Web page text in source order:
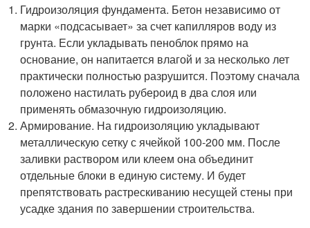
Гидроизоляция фундамента. Бетон независимо от
марки «подсасывает» за счет капилляров воду из
грунта. Если укладывать пеноблок прямо на
основание, он напитается влагой и за несколько лет
практически полностью разрушится. Поэтому сначала
положено настилать рубероид в два слоя или
применять обмазочную гидроизоляцию.
Армирование. На гидроизоляцию укладывают
металлическую сетку с ячейкой 100-200 мм. После
заливки раствором или клеем она объединит
отдельные блоки в единую систему. И будет
препятствовать растрескиванию несущей стены при
усадке здания по завершении строительства.